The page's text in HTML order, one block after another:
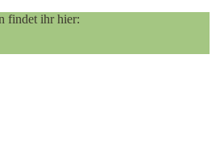
findet ihr hier: